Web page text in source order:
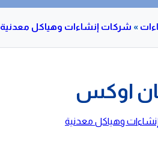
» شركات إنشاءات وهياكل معدنية
اوكس
وهياكل معدنية